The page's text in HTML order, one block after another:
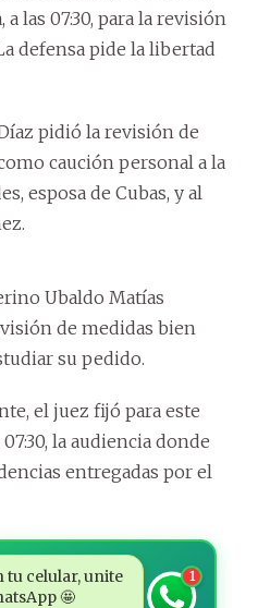
las 07:30, para la revisión
defensa pide la libertad
pidió la revisión de
caución personal a la
esposa de Cubas, y al
Ubaldo Matías
de medidas bien
su pedido.
el juez fijó para este
la audiencia donde
entregadas por el
tu celular, unite
🤩
1